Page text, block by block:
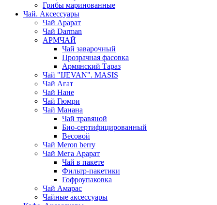
Грибы маринованные
Чай. Аксессуары
Чай Арарат
Чай Darman
АРМЧАЙ
Чай заварочный
Прозрачная фасовка
Армянский Тараз
Чай "IJEVAN". MASIS
Чай Агат
Чай Нане
Чай Гюмри
Чай Манана
Чай травяной
Био-сертифицированный
Весовой
Чай Meron berry
Чай Мега Арарат
Чай в пакете
Фильтр-пакетики
Гофроупаковка
Чай Амарас
Чайные аксессуары